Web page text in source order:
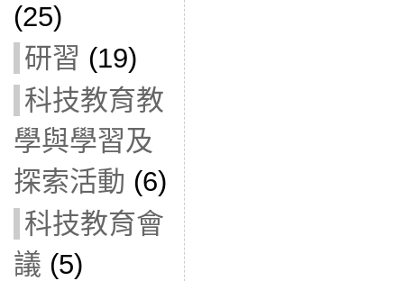
(25)
研習 (19)
科技教育教
學與學習及
探索活動 (6)
科技教育會
議 (5)